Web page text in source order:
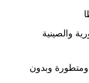
والصينية
وبدون